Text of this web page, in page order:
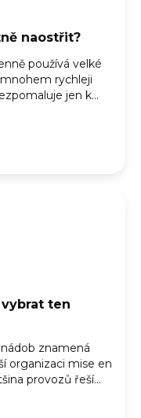
naostřit?
používá velké
rychleji
jen k...
ten
znamená
organizaci mise en
provozů řeší...